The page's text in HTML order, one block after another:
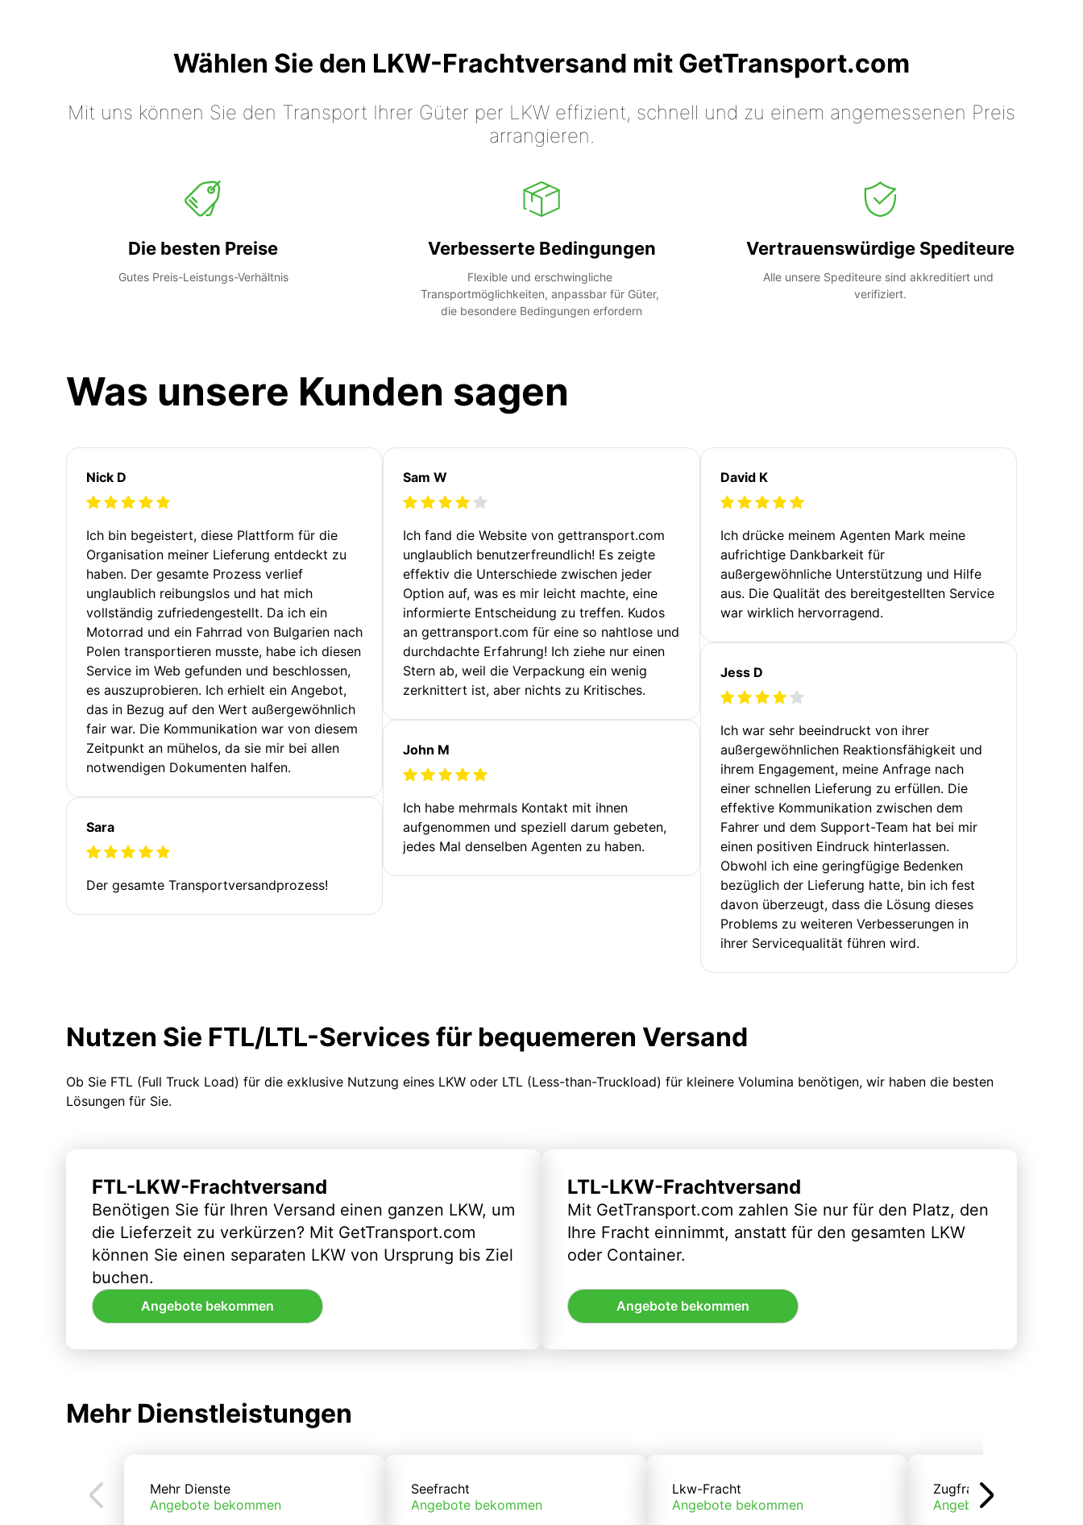
Wählen Sie den LKW-Frachtversand mit GetTransport.com
Mit uns können Sie den Transport Ihrer Güter per LKW effizient, schnell und zu einem angemessenen Preis
arrangieren.
Die besten Preise
Gutes Preis-Leistungs-Verhältnis
Verbesserte Bedingungen
Flexible und erschwingliche
Transportmöglichkeiten, anpassbar für Güter,
die besondere Bedingungen erfordern
Vertrauenswürdige Spediteure
Alle unsere Spediteure sind akkreditiert und
verifiziert.
Was unsere Kunden sagen
Nick D
Ich bin begeistert, diese Plattform für die
Organisation meiner Lieferung entdeckt zu
haben. Der gesamte Prozess verlief
unglaublich reibungslos und hat mich
vollständig zufriedengestellt. Da ich ein
Motorrad und ein Fahrrad von Bulgarien nach
Polen transportieren musste, habe ich diesen
Service im Web gefunden und beschlossen,
es auszuprobieren. Ich erhielt ein Angebot,
das in Bezug auf den Wert außergewöhnlich
fair war. Die Kommunikation war von diesem
Zeitpunkt an mühelos, da sie mir bei allen
notwendigen Dokumenten halfen.
Sara
Der gesamte Transportversandprozess!
Sam W
Ich fand die Website von gettransport.com
unglaublich benutzerfreundlich! Es zeigte
effektiv die Unterschiede zwischen jeder
Option auf, was es mir leicht machte, eine
informierte Entscheidung zu treffen. Kudos
an gettransport.com für eine so nahtlose und
durchdachte Erfahrung! Ich ziehe nur einen
Stern ab, weil die Verpackung ein wenig
zerknittert ist, aber nichts zu Kritisches.
John M
Ich habe mehrmals Kontakt mit ihnen
aufgenommen und speziell darum gebeten,
jedes Mal denselben Agenten zu haben.
David K
Ich drücke meinem Agenten Mark meine
aufrichtige Dankbarkeit für
außergewöhnliche Unterstützung und Hilfe
aus. Die Qualität des bereitgestellten Service
war wirklich hervorragend.
Jess D
Ich war sehr beeindruckt von ihrer
außergewöhnlichen Reaktionsfähigkeit und
ihrem Engagement, meine Anfrage nach
einer schnellen Lieferung zu erfüllen. Die
effektive Kommunikation zwischen dem
Fahrer und dem Support-Team hat bei mir
einen positiven Eindruck hinterlassen.
Obwohl ich eine geringfügige Bedenken
bezüglich der Lieferung hatte, bin ich fest
davon überzeugt, dass die Lösung dieses
Problems zu weiteren Verbesserungen in
ihrer Servicequalität führen wird.
Nutzen Sie FTL/LTL-Services für bequemeren Versand
Ob Sie FTL (Full Truck Load) für die exklusive Nutzung eines LKW oder LTL (Less-than-Truckload) für kleinere Volumina benötigen, wir haben die besten
Lösungen für Sie.
FTL-LKW-Frachtversand
Benötigen Sie für Ihren Versand einen ganzen LKW, um
die Lieferzeit zu verkürzen? Mit GetTransport.com
können Sie einen separaten LKW von Ursprung bis Ziel
buchen.
Angebote bekommen
LTL-LKW-Frachtversand
Mit GetTransport.com zahlen Sie nur für den Platz, den
Ihre Fracht einnimmt, anstatt für den gesamten LKW
oder Container.
Angebote bekommen
Mehr Dienstleistungen
Mehr Dienste
Angebote bekommen
Seefracht
Angebote bekommen
Lkw-Fracht
Angebote bekommen
Zugfracht
Angebote bekommen